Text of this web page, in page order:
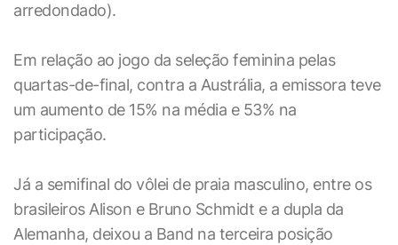
arredondado).
Em relação ao jogo da seleção feminina pelas
quartas-de-final, contra a Austrália, a emissora teve
um aumento de 15% na média e 53% na
participação.
Já a semifinal do vôlei de praia masculino, entre os
brasileiros Alison e Bruno Schmidt e a dupla da
Alemanha, deixou a Band na terceira posição